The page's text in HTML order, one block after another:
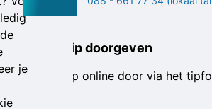
je
Online tip doorgeven
Geef je tip online door via het